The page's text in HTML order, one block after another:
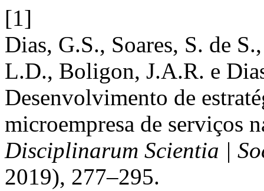
[1]
Dias, G.S., Soares, S. de
L.D., Boligon, J.A.R. e
Desenvolvimento de
microempresa de serviços
Disciplinarum Scientia |
2019), 277–295.